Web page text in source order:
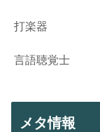
打楽器
言語聴覚士
メタ情報